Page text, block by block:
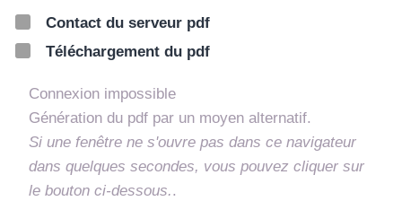
Contact du serveur pdf
Téléchargement du pdf
Connexion impossible
Génération du pdf par un moyen alternatif.
Si une fenêtre ne s'ouvre pas dans ce navigateur
dans quelques secondes, vous pouvez cliquer sur
le bouton ci-dessous..